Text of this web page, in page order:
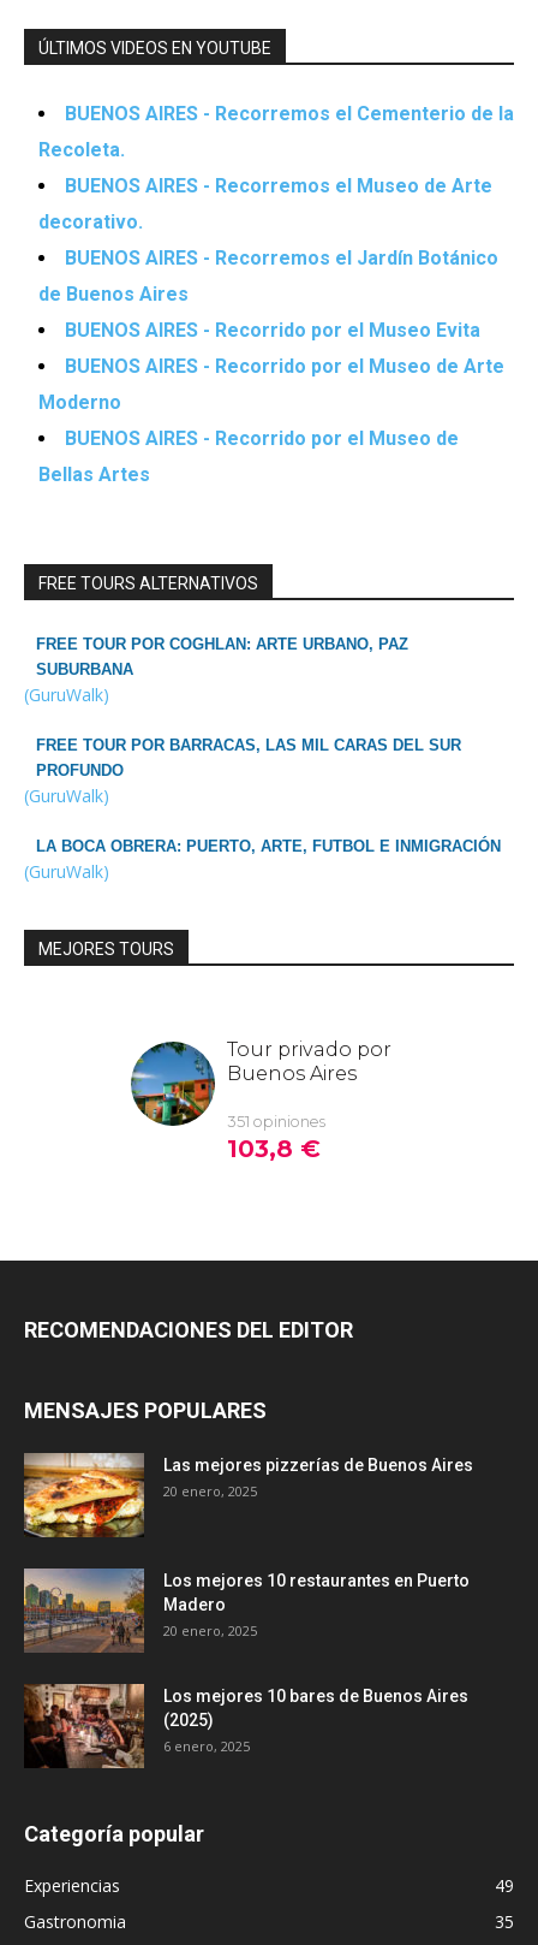
ÚLTIMOS VIDEOS EN YOUTUBE
BUENOS AIRES - Recorremos el Cementerio de la
Recoleta.
BUENOS AIRES - Recorremos el Museo de Arte
decorativo.
BUENOS AIRES - Recorremos el Jardín Botánico
de Buenos Aires
BUENOS AIRES - Recorrido por el Museo Evita
BUENOS AIRES - Recorrido por el Museo de Arte
Moderno
BUENOS AIRES - Recorrido por el Museo de
Bellas Artes
FREE TOURS ALTERNATIVOS
FREE TOUR POR COGHLAN: ARTE URBANO, PAZ
SUBURBANA
(GuruWalk)
FREE TOUR POR BARRACAS, LAS MIL CARAS DEL SUR
PROFUNDO
(GuruWalk)
LA BOCA OBRERA: PUERTO, ARTE, FUTBOL E INMIGRACIÓN
(GuruWalk)
MEJORES TOURS
RECOMENDACIONES DEL EDITOR
MENSAJES POPULARES
Las mejores pizzerías de Buenos Aires
20 enero, 2025
Los mejores 10 restaurantes en Puerto
Madero
20 enero, 2025
Los mejores 10 bares de Buenos Aires
(2025)
6 enero, 2025
Categoría popular
Experiencias
49
Gastronomia
35